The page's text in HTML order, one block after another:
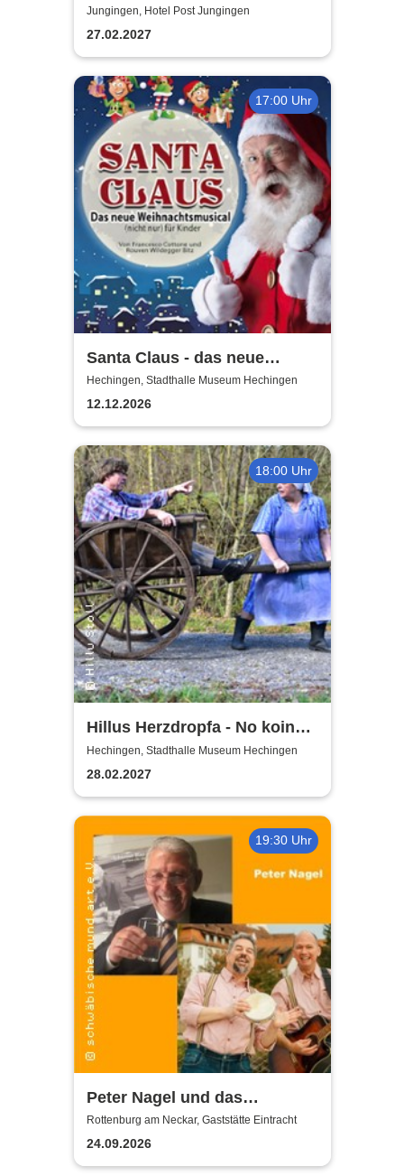
morter - Der letzte Schrei
Jungingen, Hotel Post Jungingen
27.02.2027
17:00 Uhr
Santa Claus - das neue
Weihnachtsmusical (nicht
nur) für Kinder
Hechingen, Stadthalle Museum Hechingen
12.12.2026
18:00 Uhr
Hillus Herzdropfa - No koin
Domma an Deixl!
Hechingen, Stadthalle Museum Hechingen
28.02.2027
19:30 Uhr
Peter Nagel und das
MundArt-Brettle | Gaststätte
Eintracht
Rottenburg am Neckar, Gaststätte Eintracht
24.09.2026